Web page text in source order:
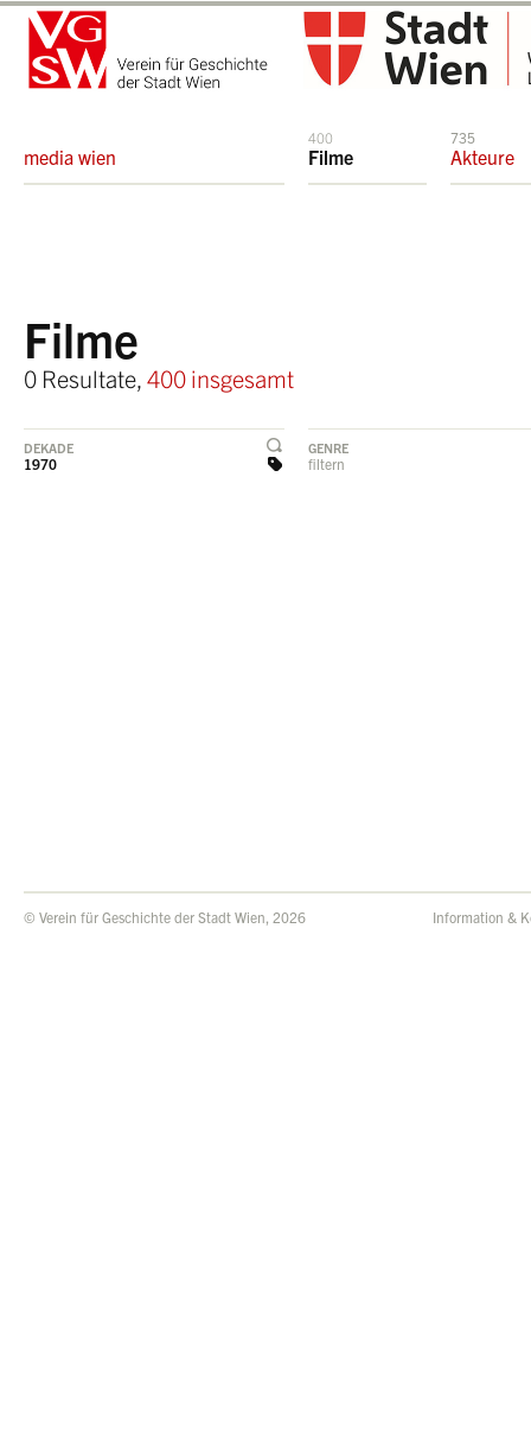
media wien
400
Filme
735
Akteure
Filme
0 Resultate, 400 insgesamt
DEKADE
1970
GENRE
filtern
© Verein für Geschichte der Stadt Wien, 2026 Information &